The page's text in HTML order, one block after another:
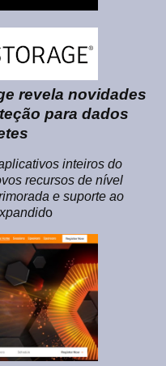
revela novidades
para dados
inteiros do
recursos de nível
e suporte ao
o